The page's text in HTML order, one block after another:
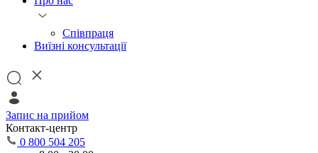
Співпраця
Виїзні консультації
Запис на прийом
Контакт-центр
0 800 504 205